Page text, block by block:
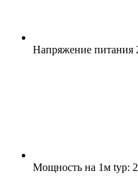
Напряжение питания
Мощность на 1м typ: